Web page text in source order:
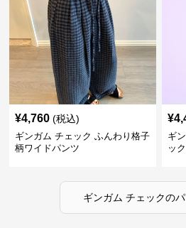
¥4,760 (税込)
ギンガム チェック ふんわり格子
柄ワイドパンツ
¥
ギ
ッ
ギンガム チェックの